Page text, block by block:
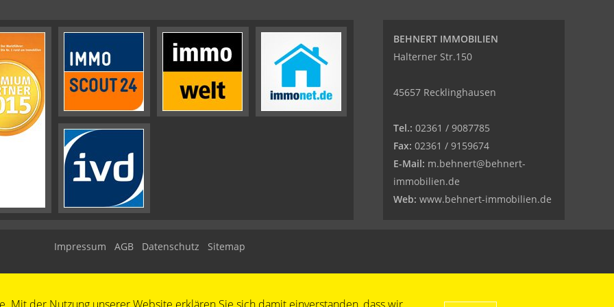
BEHNERT IMMOBILIEN
Halterner Str.150
45657 Recklinghausen
Tel.: 02361 / 9087785
Fax: 02361 / 9159674
E-Mail: m.behnert@behnert-
immobilien.de
Web: www.behnert-immobilien.de
Impressum AGB Datenschutz Sitemap